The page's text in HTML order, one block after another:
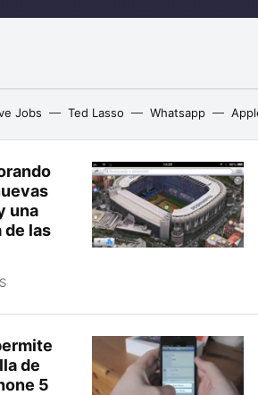
Jobs Ted Lasso Whatsapp
una
de las
de
5